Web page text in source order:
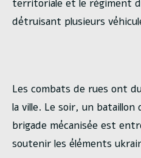
territoriale et le régiment
détruisant plusieurs
Les combats de rues ont
la ville. Le soir, un bataillon
brigade mécanisée est
soutenir les éléments